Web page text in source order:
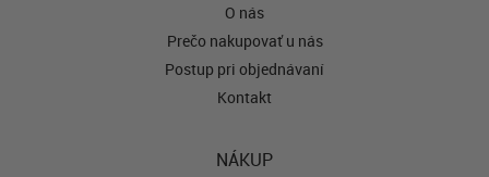
O nás
Prečo nakupovať u nás
Postup pri objednávaní
Kontakt
NÁKUP